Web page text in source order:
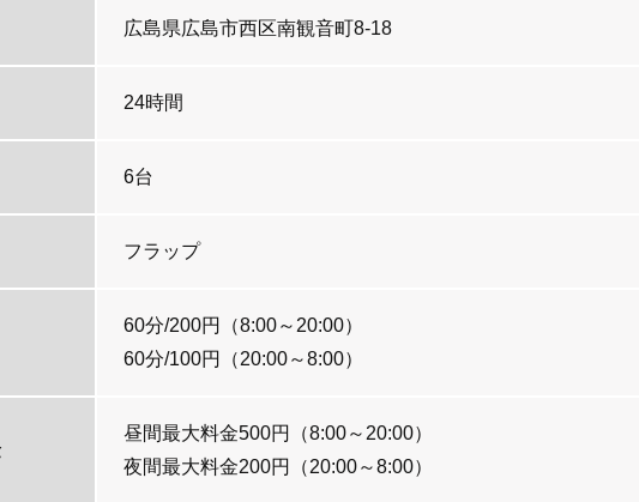
広島県広島市西区南観音町8-18
24時間
6台
フラップ
60分/200円（8:00～20:00）
60分/100円（20:00～8:00）
昼間最大料金500円（8:00～20:00）
夜間最大料金200円（20:00～8:00）